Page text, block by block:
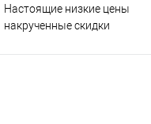
Настоящие низкие цены и
накрученные скидки